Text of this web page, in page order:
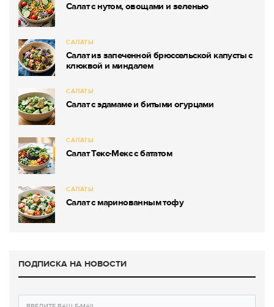
Салат с нутом, овощами и зеленью
САЛАТЫ
Салат из запеченной брюссельской капусты с
клюквой и миндалем
САЛАТЫ
Салат с эдамаме и битыми огурцами
САЛАТЫ
Салат Текс-Мекс с бататом
САЛАТЫ
Салат с маринованным тофу
ПОДПИСКА НА НОВОСТИ